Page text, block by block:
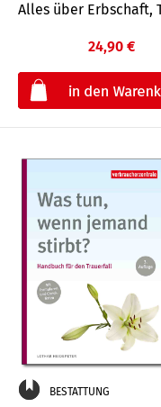
Alles über Erbschaft,
24,90 €
BESTATTUNG